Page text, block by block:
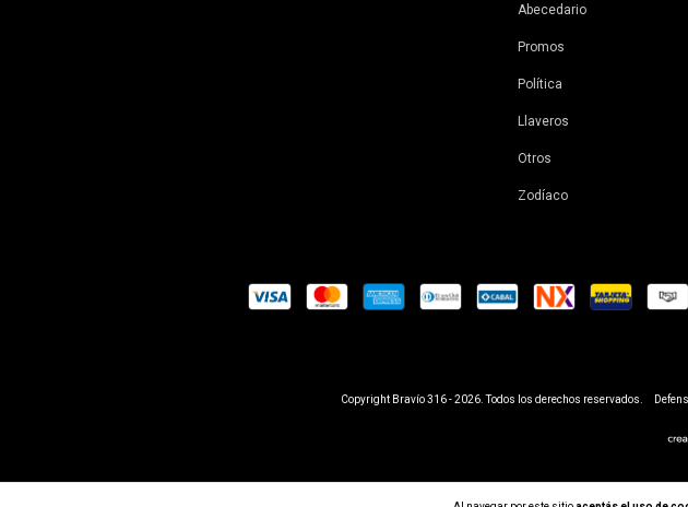
Abecedario
Promos
Política
Llaveros
Otros
Zodíaco
Copyright Bravío 316 - 2026. Todos los derechos reservados.